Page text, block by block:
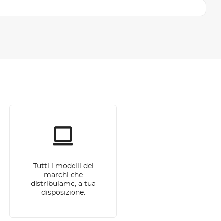
Tutti i modelli dei
marchi che
distribuiamo, a tua
disposizione.